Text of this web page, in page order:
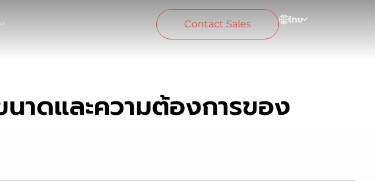
Contact Sales ไทย
นาดและความต้องการของ